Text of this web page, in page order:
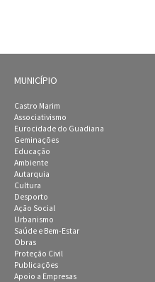
MUNICÍPIO
Castro Marim
Associativismo
Eurocidade do Guadiana
Geminações
Educação
Ambiente
Autarquia
Cultura
Desporto
Ação Social
Urbanismo
Saúde e Bem-Estar
Obras
Proteção Civil
Publicações
Apoio a Empresas